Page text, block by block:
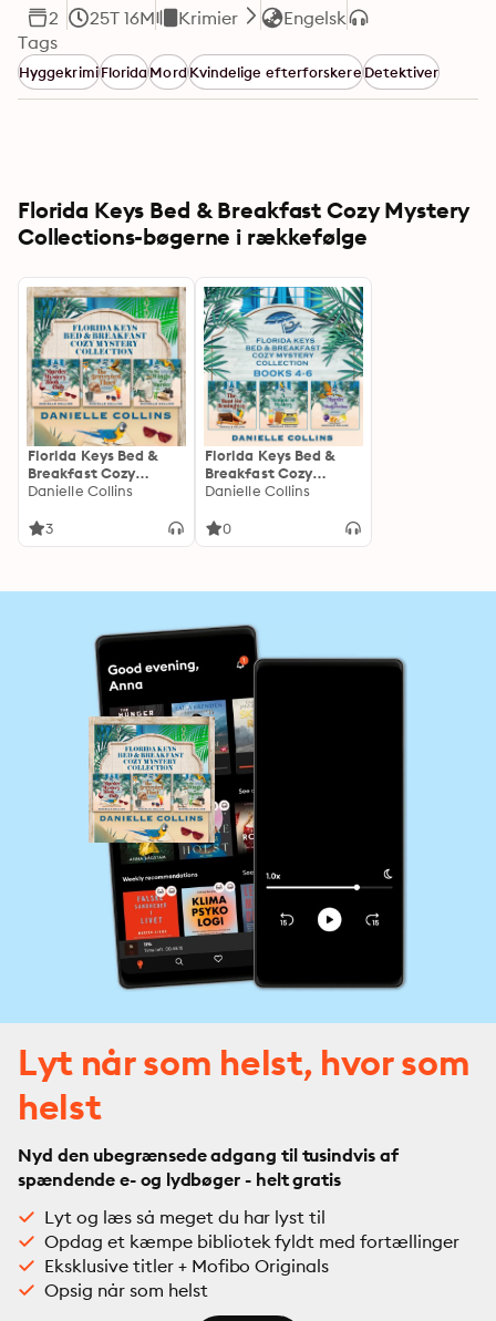
2 25T 16M Krimier Engelsk
Tags
HyggekrimiFloridaMordKvindelige efterforskereDetektiver
Florida Keys Bed & Breakfast Cozy Mystery
Collections-bøgerne i rækkefølge
Florida Keys Bed &
Breakfast Cozy
Mystery Collection:
Danielle Collins
3
Florida Keys Bed &
Breakfast Cozy
Mystery Collection:
Danielle Collins
0
Lyt når som helst, hvor som
helst
Nyd den ubegrænsede adgang til tusindvis af
spændende e- og lydbøger - helt gratis
Lyt og læs så meget du har lyst til
Opdag et kæmpe bibliotek fyldt med fortællinger
Eksklusive titler + Mofibo Originals
Opsig når som helst